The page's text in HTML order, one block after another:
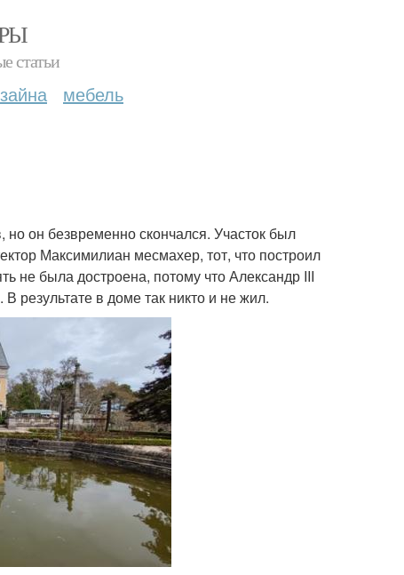
статьи
мебель
он безвременно скончался. Участок был
Максимилиан месмахер, тот, что построил
не была достроена, потому что Александр III
результате в доме так никто и не жил.